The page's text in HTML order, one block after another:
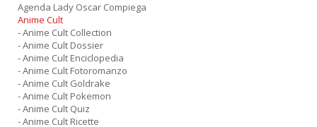
Agenda Lady Oscar Compiega
Anime Cult
- Anime Cult Collection
- Anime Cult Dossier
- Anime Cult Enciclopedia
- Anime Cult Fotoromanzo
- Anime Cult Goldrake
- Anime Cult Pokemon
- Anime Cult Quiz
- Anime Cult Ricette